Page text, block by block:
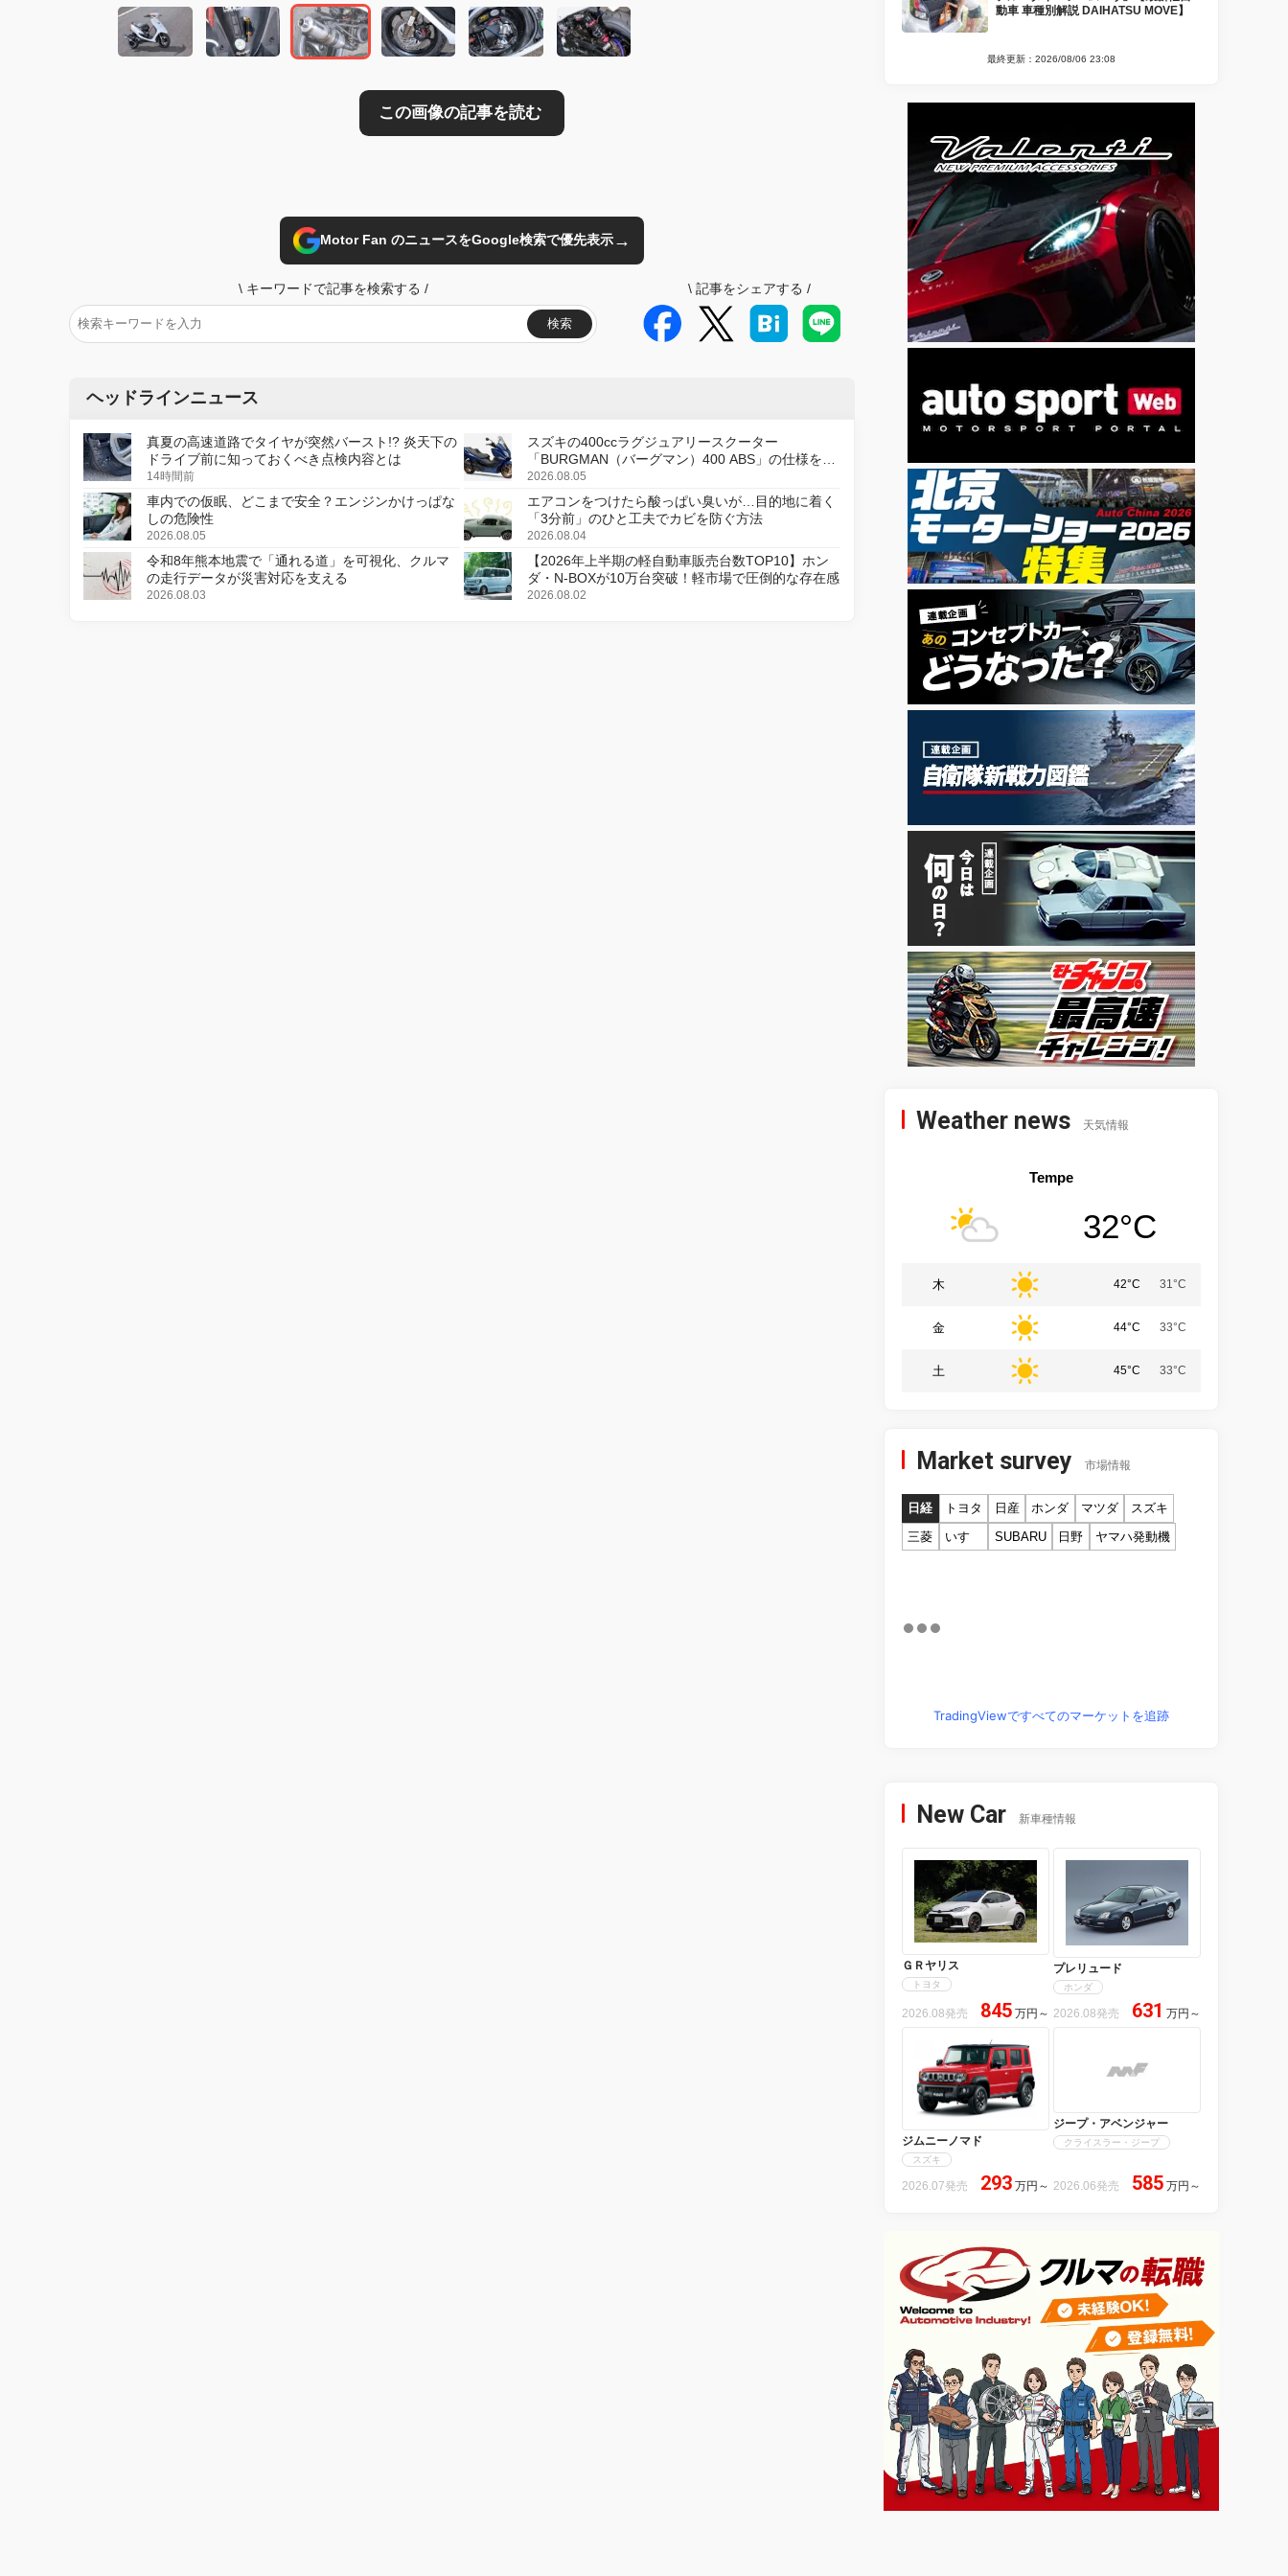
Motor Fan のニュースをGoogle検索で優先表示→
\ キーワードで記事を検索する /
検索
\ 記事をシェアする /
ヘッドラインニュース
真夏の高速道路でタイヤが突然バースト!? 炎天下の
ドライブ前に知っておくべき点検内容とは
14時間前
スズキの400ccラグジュアリースクーター
「BURGMAN（バーグマン）400 ABS」の仕様を変
更し、8月18日に発売
2026.08.05
車内での仮眠、どこまで安全？エンジンかけっぱな
しの危険性
2026.08.05
エアコンをつけたら酸っぱい臭いが…目的地に着く
「3分前」のひと工夫でカビを防ぐ方法
2026.08.04
令和8年熊本地震で「通れる道」を可視化、クルマ
の走行データが災害対応を支える
2026.08.03
【2026年上半期の軽自動車販売台数TOP10】ホン
ダ・N-BOXが10万台突破！軽市場で圧倒的な存在感
2026.08.02
動車 車種別解説 DAIHATSU MOVE】
最終更新：2026/08/06 23:08
Weather news 天気情報
Tempe
32°C
木 42°C 31°C
金 44°C 33°C
土 45°C 33°C
Market survey 市場情報
日経 トヨタ 日産 ホンダ マツダ
スズキ
三菱
いすゞ SUBARU 日野 ヤマハ発動機
TradingViewですべてのマーケットを追跡
New Car 新車種情報
ＧＲヤリス
トヨタ
2026.08発売 845 万円 ～
プレリュード
ホンダ
2026.08発売 631 万円 ～
ジムニーノマド
スズキ
2026.07発売 293 万円 ～
ジープ・アベンジャー
クライスラー・ジープ
2026.06発売 585 万円 ～